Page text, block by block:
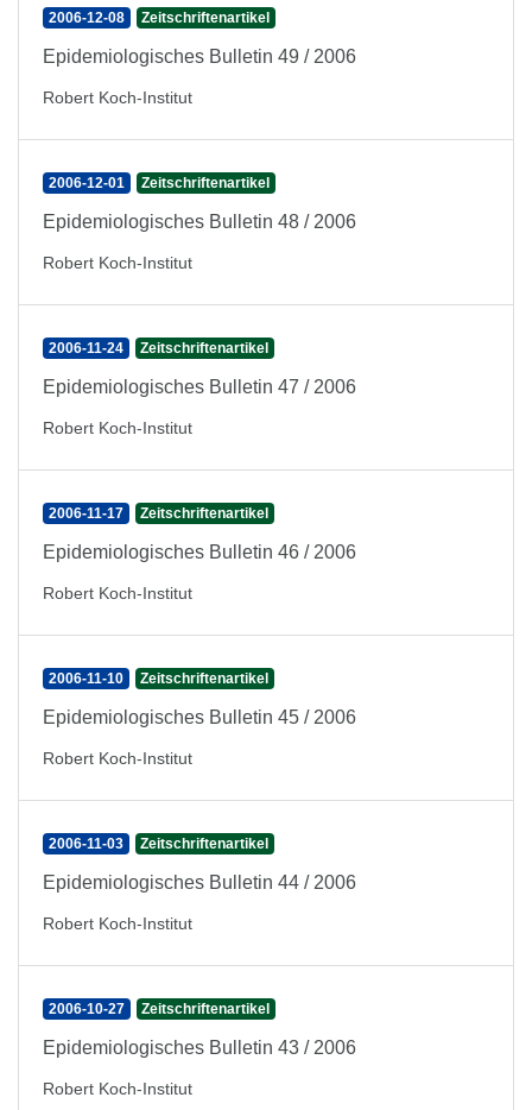
2006-12-08 Zeitschriftenartikel
Epidemiologisches Bulletin 49 / 2006
Robert Koch-Institut
2006-12-01 Zeitschriftenartikel
Epidemiologisches Bulletin 48 / 2006
Robert Koch-Institut
2006-11-24 Zeitschriftenartikel
Epidemiologisches Bulletin 47 / 2006
Robert Koch-Institut
2006-11-17 Zeitschriftenartikel
Epidemiologisches Bulletin 46 / 2006
Robert Koch-Institut
2006-11-10 Zeitschriftenartikel
Epidemiologisches Bulletin 45 / 2006
Robert Koch-Institut
2006-11-03 Zeitschriftenartikel
Epidemiologisches Bulletin 44 / 2006
Robert Koch-Institut
2006-10-27 Zeitschriftenartikel
Epidemiologisches Bulletin 43 / 2006
Robert Koch-Institut